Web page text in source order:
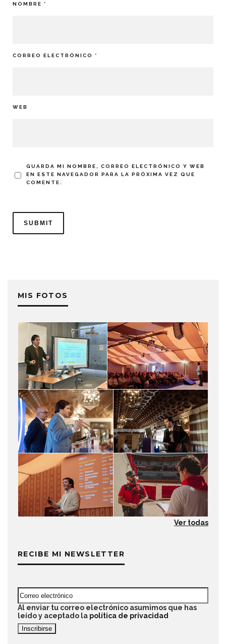
NOMBRE *
CORREO ELECTRÓNICO *
WEB
GUARDA MI NOMBRE, CORREO ELECTRÓNICO Y WEB
EN ESTE NAVEGADOR PARA LA PRÓXIMA VEZ QUE
COMENTE.
MIS FOTOS
Ver todas
RECIBE MI NEWSLETTER
Al enviar tu correo electrónico asumimos que has
leído y aceptado la política de privacidad